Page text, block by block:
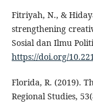
Fitriyah, N., &
strengthening
Sosial dan Ilmu
https://doi.org/
Florida, R. (2019).
Regional Studies,